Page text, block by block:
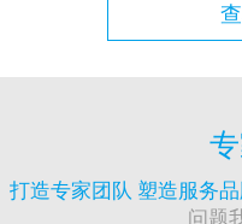
打造专家团队 塑造服务品
问题